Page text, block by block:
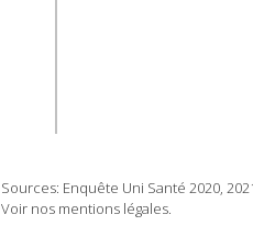
Sources: Enquête Uni Santé 2020,
Voir nos mentions légales.